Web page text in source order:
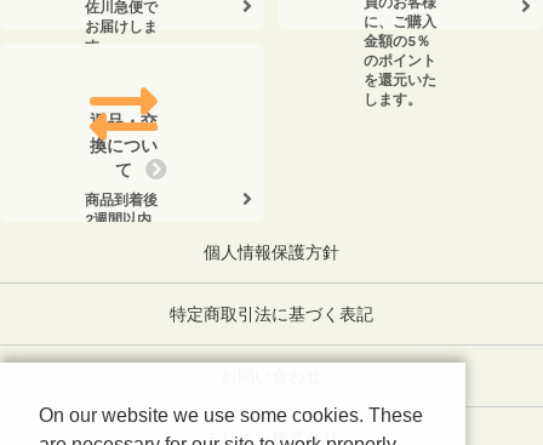
佐川急便で
お届けしま
す。
に、ご購入
金額の5％
のポイント
を還元いた
します。
返品・交
換につい
て
商品到着後
2週間以内
個人情報保護方針
特定商取引法に基づく表記
ミリオン株式会社
On our website we use some cookies. These